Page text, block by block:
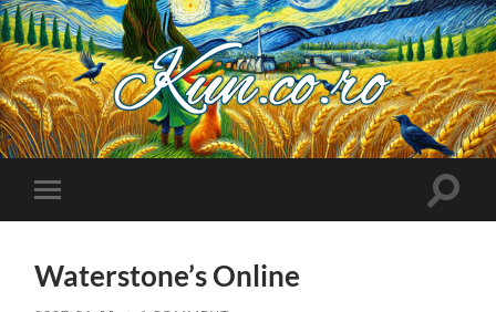
Kuncoro++
Toggle
mobile
Toggle
Waterstone’s Online